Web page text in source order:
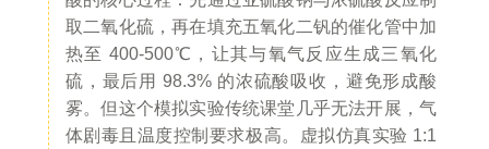
取二氧化硫，再在填充五氧化二钒的催化管中加
热至 400-500℃，让其与氧气反应生成三氧化
硫，最后用 98.3% 的浓硫酸吸收，避免形成酸
雾。但这个模拟实验传统课堂几乎无法开展，气
体剧毒且温度控制要求极高。虚拟仿真实验 1:1